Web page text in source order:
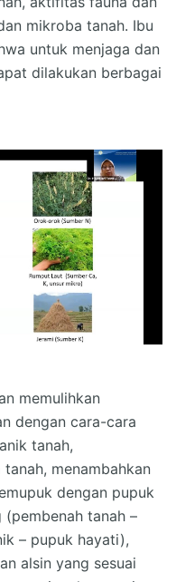
mikroba tanah. Ibu
untuk menjaga dan
dilakukan berbagai
memulihkan
dengan cara-cara
tanah,
menambahkan
dengan pupuk
tanah –
– pupuk hayati),
alsin yang sesuai